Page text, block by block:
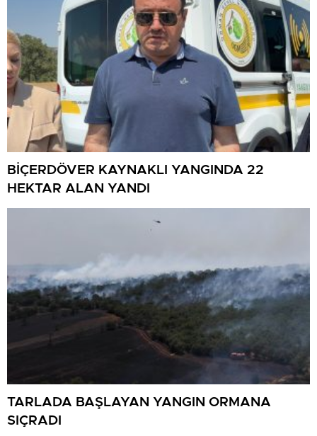
BİÇERDÖVER KAYNAKLI YANGINDA 22
HEKTAR ALAN YANDI
TARLADA BAŞLAYAN YANGIN ORMANA
SIÇRADI